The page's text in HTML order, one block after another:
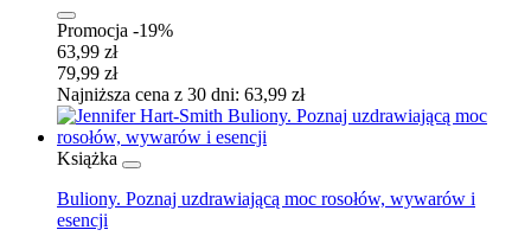
Promocja -19%
63,99 zł
79,99 zł
Najniższa cena z 30 dni: 63,99 zł
Książka
Buliony. Poznaj uzdrawiającą moc rosołów, wywarów i
esencji